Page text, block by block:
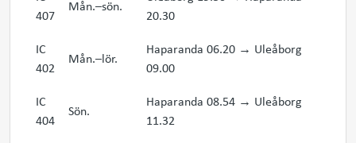
407
Mån.–sön.
20.30
IC
402
Mån.–lör.
Haparanda 06.20 → Uleåborg
09.00
IC
404
Sön.
Haparanda 08.54 → Uleåborg
11.32